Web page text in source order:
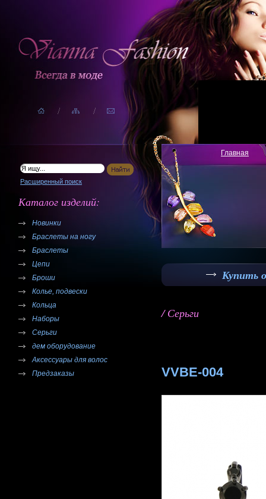
Расширенный поиск
Каталог изделий:
Новинки
Браслеты на ногу
Браслеты
Цепи
Броши
Колье, подвески
Кольца
Наборы
Серьги
дем оборудование
Аксессуары для волос
Предзаказы
Главная
Купить
/ Серьги
VVBE-004